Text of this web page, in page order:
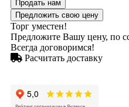
Продать нам
Предложить свою цену
Торг уместен!
Предложите Вашу цену, по
Всегда договоримся!
Расчитать доставку